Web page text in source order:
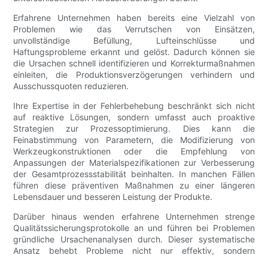
Erfahrene Unternehmen haben bereits eine Vielzahl von
Problemen wie das Verrutschen von Einsätzen,
unvollständige Befüllung, Lufteinschlüsse und
Haftungsprobleme erkannt und gelöst. Dadurch können sie
die Ursachen schnell identifizieren und Korrekturmaßnahmen
einleiten, die Produktionsverzögerungen verhindern und
Ausschussquoten reduzieren.
Ihre Expertise in der Fehlerbehebung beschränkt sich nicht
auf reaktive Lösungen, sondern umfasst auch proaktive
Strategien zur Prozessoptimierung. Dies kann die
Feinabstimmung von Parametern, die Modifizierung von
Werkzeugkonstruktionen oder die Empfehlung von
Anpassungen der Materialspezifikationen zur Verbesserung
der Gesamtprozessstabilität beinhalten. In manchen Fällen
führen diese präventiven Maßnahmen zu einer längeren
Lebensdauer und besseren Leistung der Produkte.
Darüber hinaus wenden erfahrene Unternehmen strenge
Qualitätssicherungsprotokolle an und führen bei Problemen
gründliche Ursachenanalysen durch. Dieser systematische
Ansatz behebt Probleme nicht nur effektiv, sondern